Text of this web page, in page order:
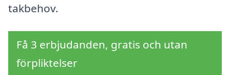
takbehov.
Få 3 erbjudanden, gratis och utan
förpliktelser